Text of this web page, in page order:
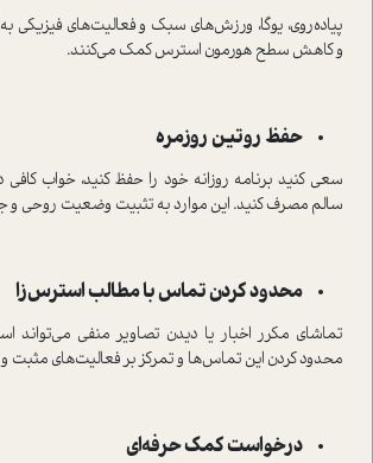
پیاده‌روی، یوگا، ورزش‌های سبک و فعالیت‌های فیزیکی به
و کاهش سطح هورمون استرس کمک می‌کنند.
حفظ روتین روزمره
سعی کنید برنامه روزانه خود را حفظ کنید، خواب کافی
سالم مصرف کنید. این موارد به تثبیت وضعیت روحی
محدود کردن تماس با مطالب استرس‌زا
تماشای مکرر اخبار یا دیدن تصاویر منفی می‌تواند
محدود کردن این تماس‌ها و تمرکز بر فعالیت‌های مثبت
درخواست کمک حرفه‌ای